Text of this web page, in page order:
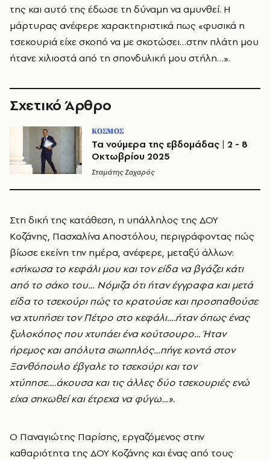
της και αυτό της έδωσε τη δύναμη να αμυνθεί. Η
μάρτυρας ανέφερε χαρακτηριστικά πως «φυσικά η
τσεκουριά είχε σκοπό να με σκοτώσει…στην πλάτη μου
ήτανε χιλιοστά από τη σπονδυλική μου στήλη…».
Σχετικό Άρθρο
ΚΟΣΜΟΣ
Τα νούμερα της εβδομάδας | 2 - 8
Οκτωβρίου 2025
Σταμάτης Ζαχαρός
Στη δική της κατάθεση, η υπάλληλος της ΔΟΥ
Κοζάνης, Πασχαλίνα Αποστόλου, περιγράφοντας πώς
βίωσε εκείνη την ημέρα, ανέφερε, μεταξύ άλλων:
«σήκωσα το κεφάλι μου και τον είδα να βγάζει κάτι
από το σάκο του… Νόμιζα ότι ήταν έγγραφα και μετά
είδα το τσεκούρι πώς το κρατούσε και προσπαθούσε
να χτυπήσει τον Πέτρο στο κεφάλι….ήταν όπως ένας
ξυλοκόπος που χτυπάει ένα κούτσουρο… Ήταν
ήρεμος και απόλυτα σιωπηλός…πήγε κοντά στον
Ξανθόπουλο έβγαλε το τσεκούρι και τον
χτύπησε….άκουσα και τις άλλες δύο τσεκουριές ενώ
είχα σηκωθεί και έτρεχα να φύγω…».
Ο Παναγιώτης Παρίσης, εργαζόμενος στην
καθαριότητα της ΔΟΥ Κοζάνης και ένας από τους